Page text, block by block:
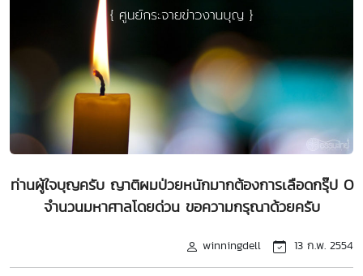
ท่านผู้ใจบุญครับ ญาติผมป่วยหนักมากต้องการเลือดกรุ๊ป O
จำนวนมหาศาลโดยด่วน ขอความกรุณาด้วยครับ
winningdell 13 ก.พ. 2554